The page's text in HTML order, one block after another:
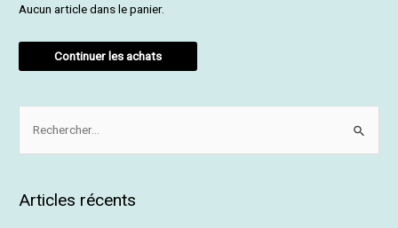
Aucun article dans le panier.
Continuer les achats
e
h
Articles récents